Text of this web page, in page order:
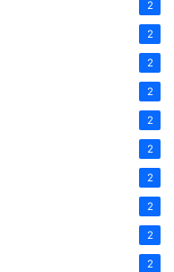
2
2
2
2
2
2
2
2
2
2